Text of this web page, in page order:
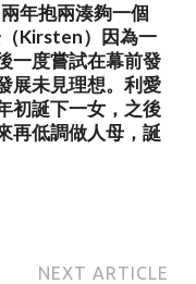
年抱兩湊夠一個
（Kirsten）因為一
一度嘗試在幕前發
展未見理想。利愛
初誕下一女，之後
再低調做人母，誕
NEXT ARTICLE